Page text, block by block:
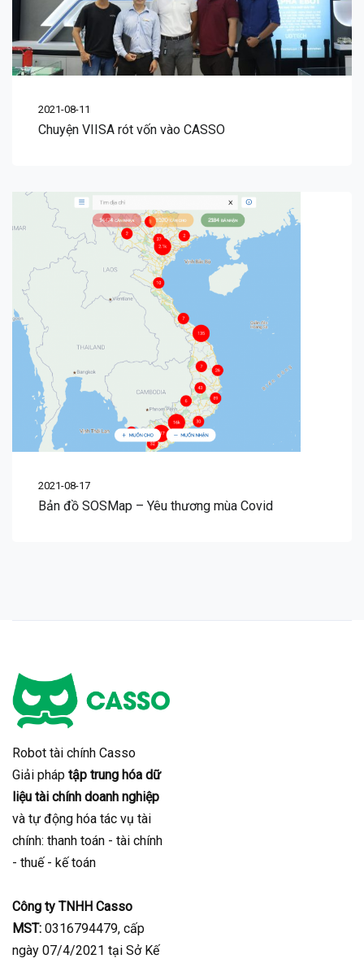
2021-08-11
Chuyện VIISA rót vốn vào CASSO
2021-08-17
Bản đồ SOSMap – Yêu thương mùa Covid
Robot tài chính Casso
Giải pháp tập trung hóa dữ
liệu tài chính doanh nghiệp
và tự động hóa tác vụ tài
chính: thanh toán - tài chính
- thuế - kế toán
Công ty TNHH Casso
MST: 0316794479, cấp
ngày 07/4/2021 tại Sở Kế